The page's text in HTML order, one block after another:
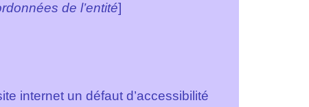
de l’entité]
internet un défaut d’accessibilité